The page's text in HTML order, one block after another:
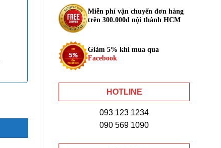
Miễn phí vận chuyển đơn hàng
trên 300.000đ nội thành HCM
Giảm 5% khi mua qua
Facebook
HOTLINE
093 123 1234
090 569 1090